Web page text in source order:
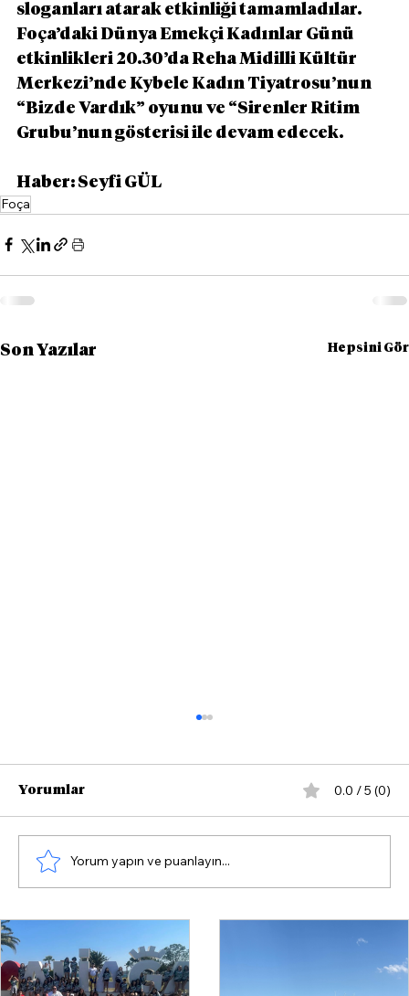
sloganları atarak etkinliği tamamladılar.
Foça’daki Dünya Emekçi Kadınlar Günü
etkinlikleri 20.30’da Reha Midilli Kültür
Merkezi’nde Kybele Kadın Tiyatrosu’nun
“Bizde Vardık” oyunu ve “Sirenler Ritim
Grubu’nun gösterisi ile devam edecek.
Haber: Seyfi GÜL
Foça
Son Yazılar Hepsini Gör
Yorumlar 0.0 / 5 (0)
Yorum yapın ve puanlayın...